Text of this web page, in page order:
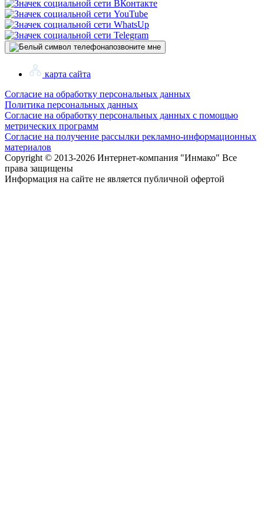
позвоните мне
карта сайта
Согласие на обработку персональных данных
Политика персональных данных
Согласие на обработку персональных данных с помощью
метрических программ
Согласие на получение рассылки рекламно-информационных
материалов
Copyright © 2013-2026 Интернет-компания "Инмако" Все
права защищены
Информация на сайте не является публичной офертой